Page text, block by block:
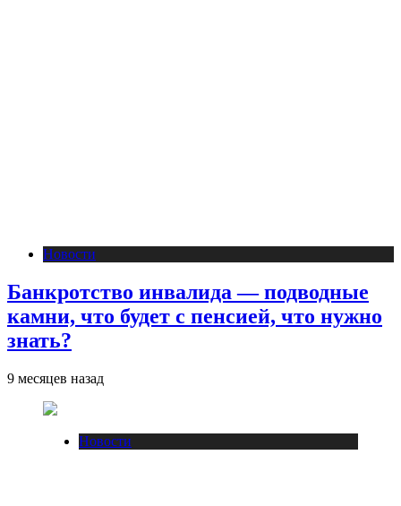
Новости
Банкротство инвалида — подводные
камни, что будет с пенсией, что нужно
знать?
9 месяцев назад
Новости